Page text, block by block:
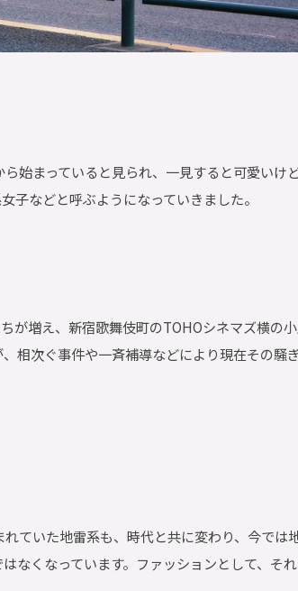
始まっていると見られ、一見すると可愛いけ
子などと呼ぶようになっていきました。
が増え、新宿歌舞伎町のTOHOシネマズ横の
相次ぐ事件や一斉補導などにより現在その騒
ていた地雷系も、時代と共に変わり、今では
なくなっています。ファッションとして、そ